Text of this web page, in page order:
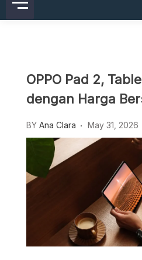
OPPO Pad 2,
dengan Harga
BY Ana Clara May 31, 2026